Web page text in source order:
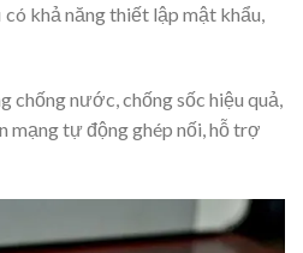
khả năng thiết lập mật khẩu,
chống nước, chống sốc hiệu quả,
tự động ghép nối, hỗ trợ